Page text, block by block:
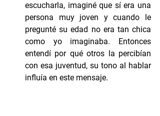
escucharla, imaginé que sí era una
persona muy joven y cuando le
pregunté su edad no era tan chica
como yo imaginaba. Entonces
entendí por qué otros la percibían
con esa juventud, su tono al hablar
influía en este mensaje.